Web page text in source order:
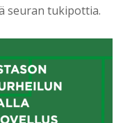
seuran tukipottia.